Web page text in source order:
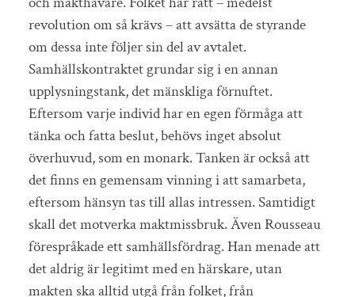
revolution om så krävs – att avsätta de styrande
om dessa inte följer sin del av avtalet.
Samhällskontraktet grundar sig i en annan
upplysningstank, det mänskliga förnuftet.
Eftersom varje individ har en egen förmåga att
tänka och fatta beslut, behövs inget absolut
överhuvud, som en monark. Tanken är också att
det finns en gemensam vinning i att samarbeta,
eftersom hänsyn tas till allas intressen. Samtidigt
skall det motverka maktmissbruk. Även Rousseau
förespråkade ett samhällsfördrag. Han menade att
det aldrig är legitimt med en härskare, utan
makten ska alltid utgå från folket, från